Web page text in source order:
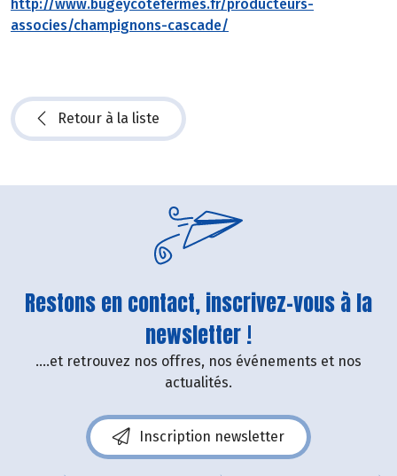
http://www.bugeycotefermes.fr/producteurs-
associes/champignons-cascade/
Retour à la liste
Restons en contact, inscrivez-vous à la
newsletter !
....et retrouvez nos offres, nos événements et nos
actualités.
Inscription newsletter